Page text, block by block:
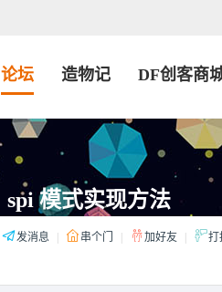
论坛 造物记 DF创客商
模式实现方法
发消息 串个门 加好友 打